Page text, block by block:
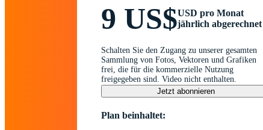
9 US$USD pro Monat
jährlich abgerechnet
Schalten Sie den Zugang zu unserer gesamten
Sammlung von Fotos, Vektoren und Grafiken
frei, die für die kommerzielle Nutzung
freigegeben sind. Video nicht enthalten.
Jetzt abonnieren
Plan beinhaltet: